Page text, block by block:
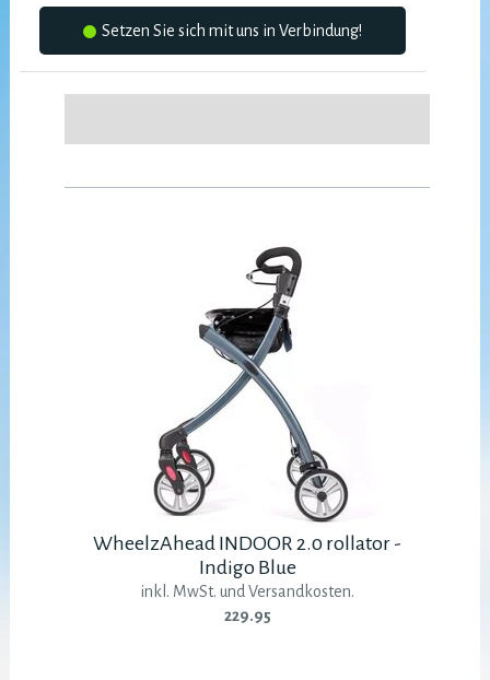
Setzen Sie sich mit uns in Verbindung!
WheelzAhead INDOOR 2.0 rollator -
Indigo Blue
inkl. MwSt. und Versandkosten.
229.95